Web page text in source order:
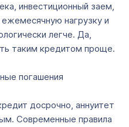
инвестиционный заем,
нагрузку и
легче. Да,
таким кредитом проще.
погашения
досрочно, аннуитет
Современные правила